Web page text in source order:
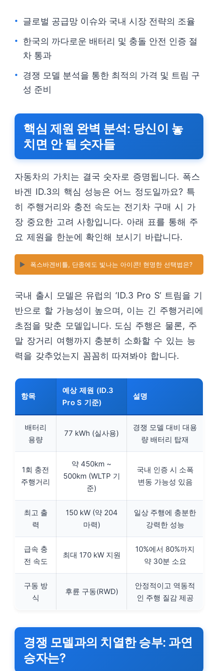
글로벌 공급망 이슈와 국내 시장 전략의 조율
한국의 까다로운 배터리 및 충돌 안전 인증 절
차 통과
경쟁 모델 분석을 통한 최적의 가격 및 트림 구
성 준비
핵심 제원 완벽 분석: 당신이 놓
치면 안 될 숫자들
자동차의 가치는 결국 숫자로 증명됩니다. 폭스
바겐 ID.3의 핵심 성능은 어느 정도일까요? 특
히 주행거리와 충전 속도는 전기차 구매 시 가
장 중요한 고려 사항입니다. 아래 표를 통해 주
요 제원을 한눈에 확인해 보시기 바랍니다.
▶️ 폭스바겐비틀, 단종에도 빛나는 아이콘! 현명한 선택법은?
국내 출시 모델은 유럽의 ‘ID.3 Pro S’ 트림을 기
반으로 할 가능성이 높으며, 이는 긴 주행거리에
초점을 맞춘 모델입니다. 도심 주행은 물론, 주
말 장거리 여행까지 충분히 소화할 수 있는 능
력을 갖추었는지 꼼꼼히 따져봐야 합니다.
항목
예상 제원 (ID.3
Pro S 기준)
설명
배터리
용량
77 kWh (실사용)
경쟁 모델 대비 대용
량 배터리 탑재
1회 충전
주행거리
약 450km ~
500km (WLTP 기
준)
국내 인증 시 소폭
변동 가능성 있음
최고 출
력
150 kW (약 204
마력)
일상 주행에 충분한
강력한 성능
급속 충
전 속도
최대 170 kW 지원
10%에서 80%까지
약 30분 소요
구동 방
식
후륜 구동(RWD)
안정적이고 역동적
인 주행 질감 제공
경쟁 모델과의 치열한 승부: 과연
승자는?